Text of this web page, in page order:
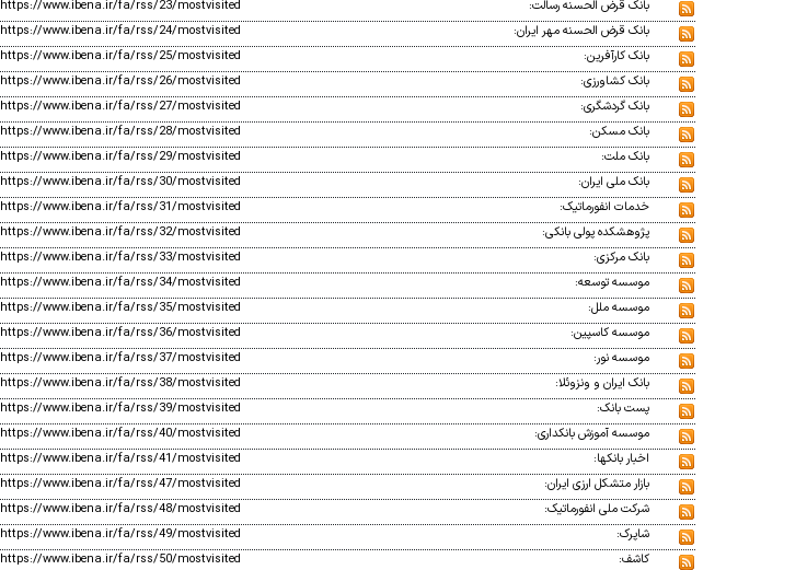
بانک قرض الحسنه رسالت:
https://www.ibena.ir/fa/rss/23/mostvisited
بانک قرض الحسنه مهر ایران:
https://www.ibena.ir/fa/rss/24/mostvisited
بانک کارآفرین:
https://www.ibena.ir/fa/rss/25/mostvisited
بانک کشاورزی:
https://www.ibena.ir/fa/rss/26/mostvisited
بانک گردشگری:
https://www.ibena.ir/fa/rss/27/mostvisited
بانک مسکن:
https://www.ibena.ir/fa/rss/28/mostvisited
بانک ملت:
https://www.ibena.ir/fa/rss/29/mostvisited
بانک ملی ایران:
https://www.ibena.ir/fa/rss/30/mostvisited
خدمات انفورماتیک:
https://www.ibena.ir/fa/rss/31/mostvisited
پژوهشکده پولی بانکی:
https://www.ibena.ir/fa/rss/32/mostvisited
بانک مرکزی:
https://www.ibena.ir/fa/rss/33/mostvisited
موسسه توسعه:
https://www.ibena.ir/fa/rss/34/mostvisited
موسسه ملل:
https://www.ibena.ir/fa/rss/35/mostvisited
موسسه کاسپین:
https://www.ibena.ir/fa/rss/36/mostvisited
موسسه نور:
https://www.ibena.ir/fa/rss/37/mostvisited
بانک ایران و ونزوئلا:
https://www.ibena.ir/fa/rss/38/mostvisited
پست بانک:
https://www.ibena.ir/fa/rss/39/mostvisited
موسسه آموزش بانکداری:
https://www.ibena.ir/fa/rss/40/mostvisited
اخبار بانکها:
https://www.ibena.ir/fa/rss/41/mostvisited
بازار متشکل ارزی ایران:
https://www.ibena.ir/fa/rss/47/mostvisited
شرکت ملی انفورماتیک:
https://www.ibena.ir/fa/rss/48/mostvisited
شاپرک:
https://www.ibena.ir/fa/rss/49/mostvisited
کاشف:
https://www.ibena.ir/fa/rss/50/mostvisited